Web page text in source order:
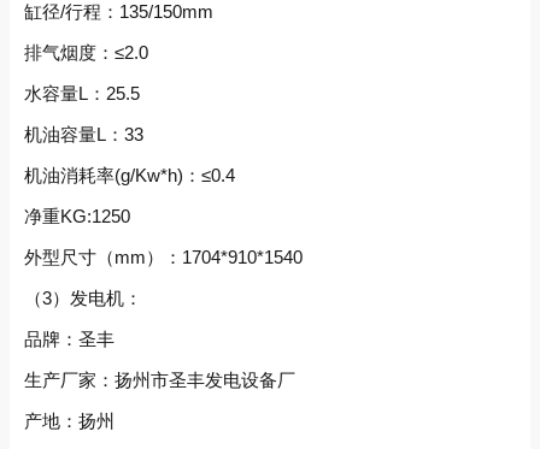
缸径/行程：135/150mm
排气烟度：≤2.0
水容量L：25.5
机油容量L：33
机油消耗率(g/Kw*h)：≤0.4
净重KG:1250
外型尺寸（mm）：1704*910*1540
（3）发电机：
品牌：圣丰
生产厂家：扬州市圣丰发电设备厂
产地：扬州